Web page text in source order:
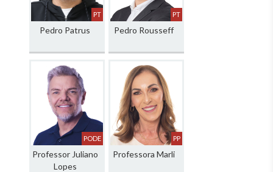
PT
Pedro Patrus
PT
Pedro Rousseff
PODE
Professor Juliano
Lopes
PP
Professora Marli